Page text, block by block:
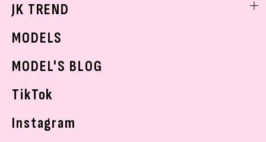
ボディケア
K-POP
モデルの購入品
おでかけ
JK TREND
MODELS
MODEL'S BLOG
TikTok
Instagram